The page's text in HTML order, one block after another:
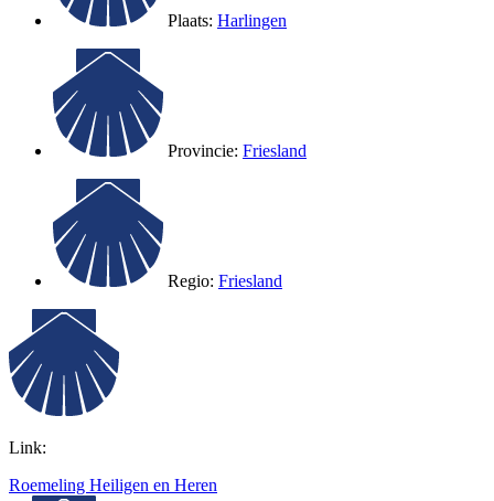
Plaats: Harlingen
Provincie: Friesland
Regio: Friesland
Link:
Roemeling Heiligen en Heren